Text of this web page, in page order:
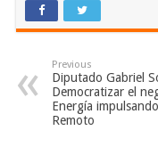
Previous
Diputado Gabriel
Democratizar el
Energía
Remoto